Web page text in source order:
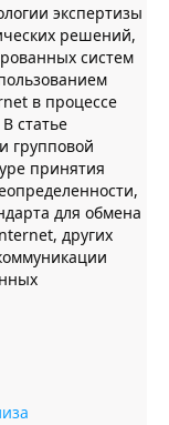
экспертизы
решений,
систем
в процессе
статье
групповой
принятия
для обмена
других